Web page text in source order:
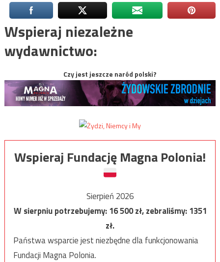
Wspieraj niezależne
wydawnictwo:
Czy jest jeszcze naród polski?
Wspieraj Fundację Magna Polonia!
Sierpień 2026
W sierpniu potrzebujemy:16 500zł, zebraliśmy:1351
zł.
Państwa wsparcie jest niezbędne dla funkcjonowania
Fundacji Magna Polonia.